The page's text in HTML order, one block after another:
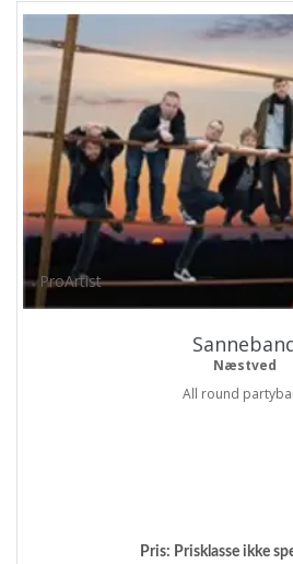
ProArtist
Næstved
All round
Pris: Prisklasse ikke